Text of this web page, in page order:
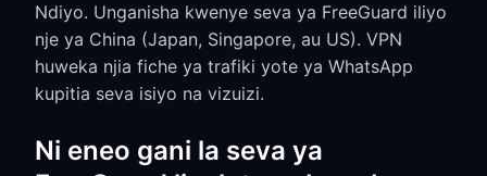
Ndiyo. Unganisha kwenye seva ya FreeGuard iliyo
nje ya China (Japan, Singapore, au US). VPN
huweka njia fiche ya trafiki yote ya WhatsApp
kupitia seva isiyo na vizuizi.
Ni eneo gani la seva ya